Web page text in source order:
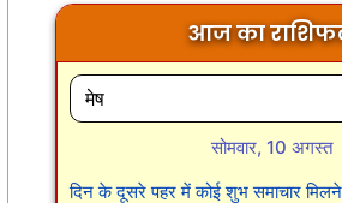
आज का
सोमवार, 10 अगस्त
दिन के दूसरे पहर में कोई शुभ समाचार